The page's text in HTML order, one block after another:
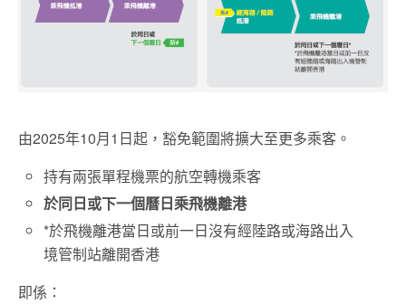
由2025年10月1日起，豁免範圍將擴大至更多乘客。
持有兩張單程機票的航空轉機乘客
於同日或下一個曆日乘飛機離港
*於飛機離港當日或前一日沒有經陸路或海路出入
境管制站離開香港
即係：